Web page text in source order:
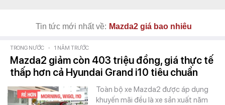
Tin tức mới nhất về: Mazda2 giá bao nhiêu
TRONG NƯỚC - 1 NĂM TRƯỚC
Mazda2 giảm còn 403 triệu đồng, giá thực tế
thấp hơn cả Hyundai Grand i10 tiêu chuẩn
Toàn bộ xe Mazda2 được áp dụng
khuyến mãi đều là xe sản xuất năm